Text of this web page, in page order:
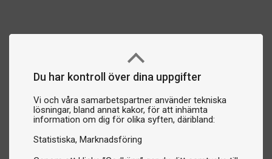
Du har kontroll över dina uppgifter
Vi och våra samarbetspartner använder tekniska
lösningar, bland annat kakor, för att inhämta
information om dig för olika syften, däribland:
Statistiska Marknadsföring